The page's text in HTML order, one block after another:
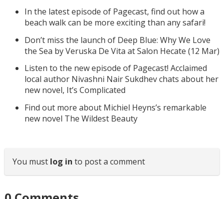
In the latest episode of Pagecast, find out how a
beach walk can be more exciting than any safari!
Don’t miss the launch of Deep Blue: Why We Love
the Sea by Veruska De Vita at Salon Hecate (12 Mar)
Listen to the new episode of Pagecast! Acclaimed
local author Nivashni Nair Sukdhev chats about her
new novel, It’s Complicated
Find out more about Michiel Heyns’s remarkable
new novel The Wildest Beauty
You must log in to post a comment